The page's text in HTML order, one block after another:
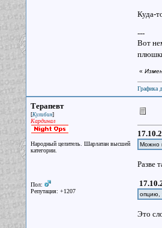
Куда-
---
Вот
«
Графика
Терапевт
[Кулибин]
Кардинал
Народный целитель. Шарлатан высшей
категории.
Пол:
Репутация: +1207
Можно
Разве
опцию,
Это